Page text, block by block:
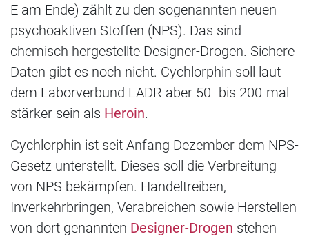
E am Ende) zählt zu den sogenannten neuen
psychoaktiven Stoffen (NPS). Das sind
chemisch hergestellte Designer-Drogen. Sichere
Daten gibt es noch nicht. Cychlorphin soll laut
dem Laborverbund LADR aber 50- bis 200-mal
stärker sein als Heroin.
Cychlorphin ist seit Anfang Dezember dem NPS-
Gesetz unterstellt. Dieses soll die Verbreitung
von NPS bekämpfen. Handeltreiben,
Inverkehrbringen, Verabreichen sowie Herstellen
von dort genannten Designer-Drogen stehen